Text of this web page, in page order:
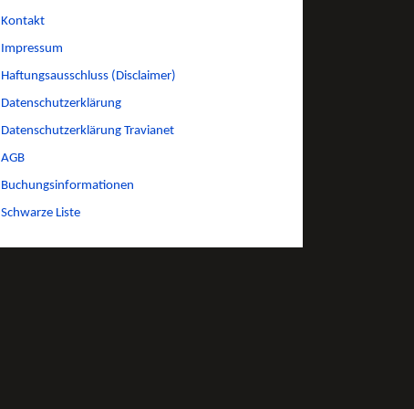
Kontakt
Impressum
Haftungsausschluss (Disclaimer)
Datenschutzerklärung
Datenschutzerklärung Travianet
AGB
Buchungsinformationen
Schwarze Liste